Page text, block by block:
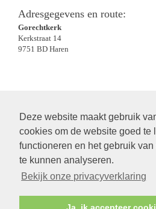
Deze website maakt gebruik
cookies om de website goed te
functioneren en het gebruik
te kunnen analyseren.
Bekijk onze privacyverklaring
Adresgegevens en route:
Gorechtkerk
Kerkstraat 14
9751 BD Haren